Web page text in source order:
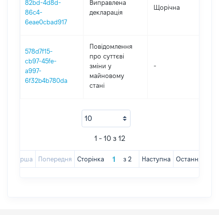
82bd-4d8d-
86c4-
6eae0cbad917
Виправлена
декларація
Щорічна
578d7f15-
cb97-45fe-
a997-
6f32b4b780da
Повідомлення
про суттєві
зміни y
майновому
стані
-
1 - 10 з 12
Перша Попередня Сторінка з 2 Наступна Остання